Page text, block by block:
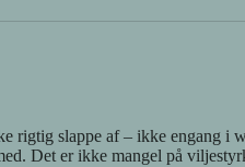
rigtig slappe af – ikke engang i
Det er ikke mangel på